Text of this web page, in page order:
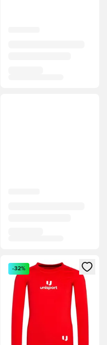
kot član
Odpre Modal za prijavo ali
-32%